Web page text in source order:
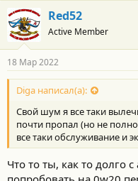
т
о
р
т
е
м
ы
а
н
ч
а
л
а
Red52
Active Member
18 Мар 2022
Diga написал(а):
Свой шум я все таки
почти пропал (но не
все таки обслуживание и
Что то ты, как то долго